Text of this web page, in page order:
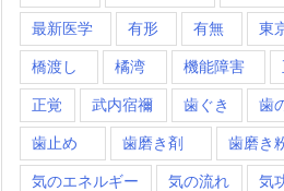
最新医学 有形 有無 東
橋渡し 橘湾 機能障害
正覚 武内宿禰 歯ぐき 歯
歯止め 歯磨き剤 歯磨き
気のエネルギー 気の流れ 気